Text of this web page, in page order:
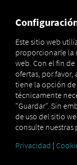
Aquí
Logística
Este sitio web
proporcionarle la
web. Con el fin de
ofertas, por favor,
tiene la opción de
técnicamente
"Guardar". Sin
de uso del sitio
consulte nuestras
Privacidad |